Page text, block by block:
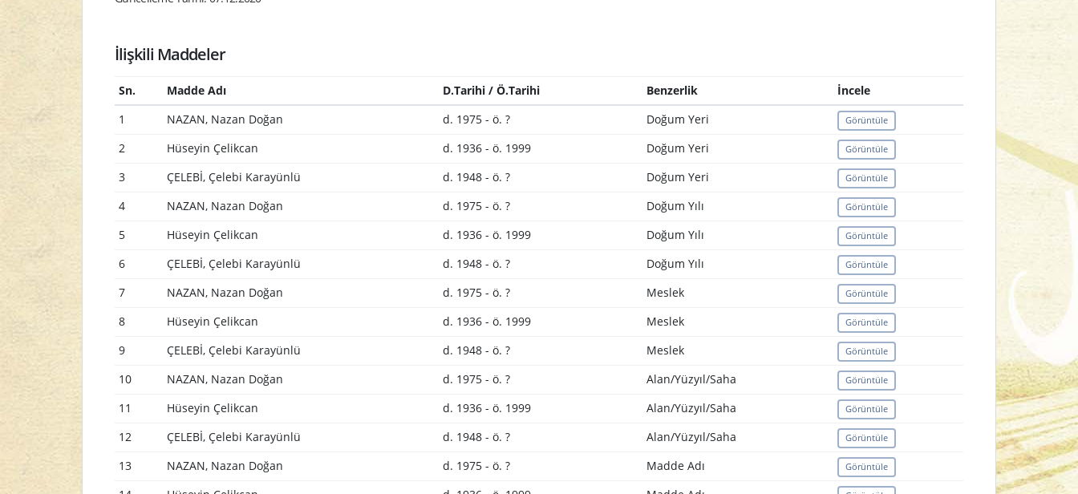
İlişkili Maddeler
Sn. Madde Adı D.Tarihi / Ö.Tarihi Benzerlik
İncele
1
NAZAN, Nazan Doğan d. 1975 - ö. ? Doğum Yeri Görüntüle
2 Hüseyin Çelikcan d. 1936 - ö. 1999 Doğum Yeri Görüntüle
3 ÇELEBİ, Çelebi Karayünlü d. 1948 - ö. ? Doğum Yeri Görüntüle
4 NAZAN, Nazan Doğan d. 1975 - ö. ? Doğum Yılı Görüntüle
5 Hüseyin Çelikcan d. 1936 - ö. 1999 Doğum Yılı Görüntüle
6 ÇELEBİ, Çelebi Karayünlü d. 1948 - ö. ? Doğum Yılı Görüntüle
7 NAZAN, Nazan Doğan d. 1975 - ö. ? Meslek Görüntüle
8 Hüseyin Çelikcan d. 1936 - ö. 1999 Meslek Görüntüle
9 ÇELEBİ, Çelebi Karayünlü d. 1948 - ö. ? Meslek Görüntüle
10 NAZAN, Nazan Doğan d. 1975 - ö. ? Alan/Yüzyıl/Saha Görüntüle
11 Hüseyin Çelikcan d. 1936 - ö. 1999 Alan/Yüzyıl/Saha Görüntüle
12 ÇELEBİ, Çelebi Karayünlü d. 1948 - ö. ? Alan/Yüzyıl/Saha Görüntüle
13 NAZAN, Nazan Doğan d. 1975 - ö. ? Madde Adı Görüntüle